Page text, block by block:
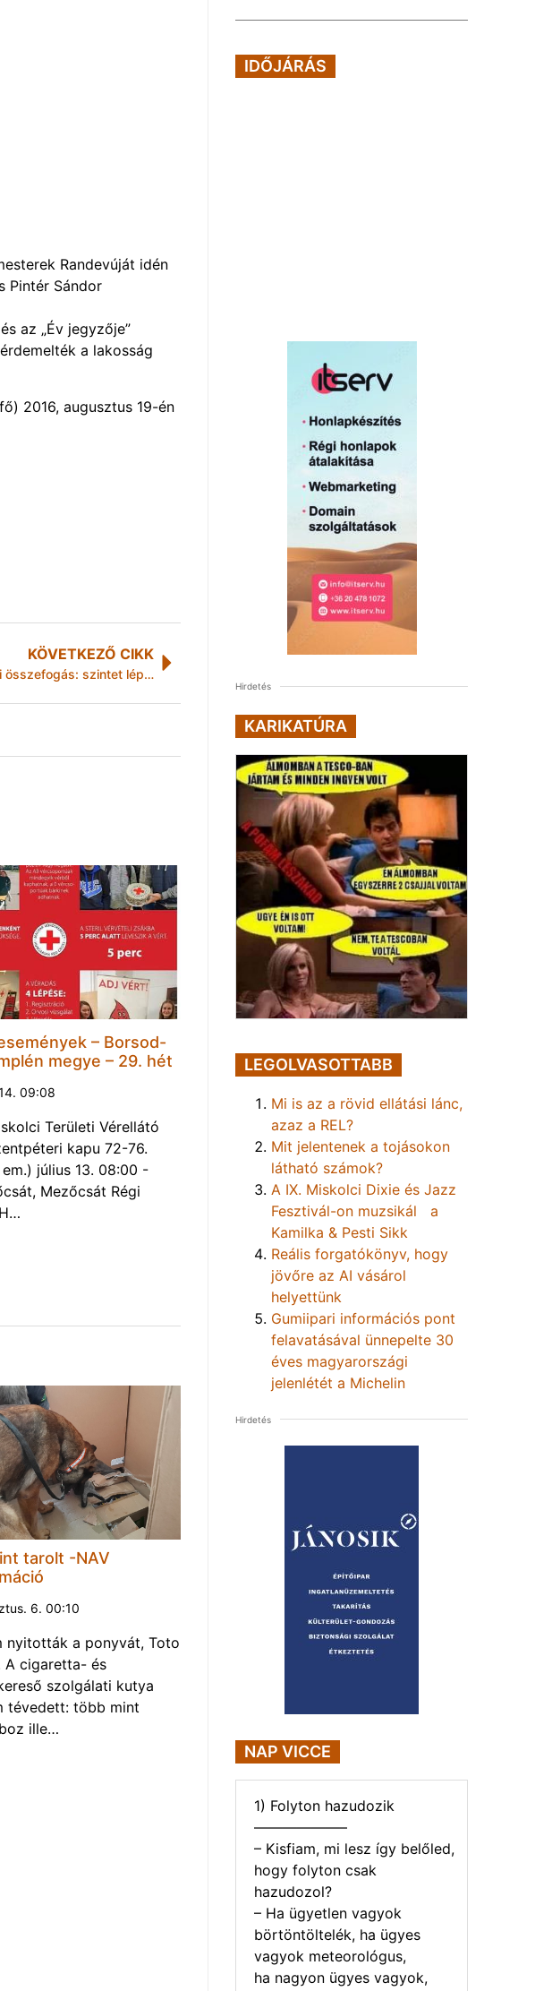
Randevúját idén
Pintér Sándor
az „Év jegyzője”
a lakosság
2016, augusztus 19-én
KÖVETKEZŐ CIKK
Példátlan nemzetközi sportszakmai összefogás: szintet lépett a magyar triatlon
– Borsod-
megye – 29. hét
09:08
Területi Vérellátó
kapu 72-76.
július 13. 08:00 -
Mezőcsát Régi
tarolt -NAV
6. 00:10
nyitották a ponyvát, Toto
A cigaretta- és
szolgálati kutya
tévedett: több mint
ille…
IDŐJÁRÁS
Hirdetés
KARIKATÚRA
LEGOLVASOTTABB
Mi is az a rövid ellátási lánc,
azaz a REL?
Mit jelentenek a tojásokon
látható számok?
A IX. Miskolci Dixie és Jazz
Fesztivál-on muzsikál a
Kamilka & Pesti Sikk
Reális forgatókönyv, hogy
jövőre az AI vásárol
helyettünk
Gumiipari információs pont
felavatásával ünnepelte 30
éves magyarországi
jelenlétét a Michelin
Hirdetés
NAP VICCE
1) Folyton hazudozik
——————–
– Kisfiam, mi lesz így belőled,
hogy folyton csak
hazudozol?
– Ha ügyetlen vagyok
börtöntöltelék, ha ügyes
vagyok meteorológus,
ha nagyon ügyes vagyok,